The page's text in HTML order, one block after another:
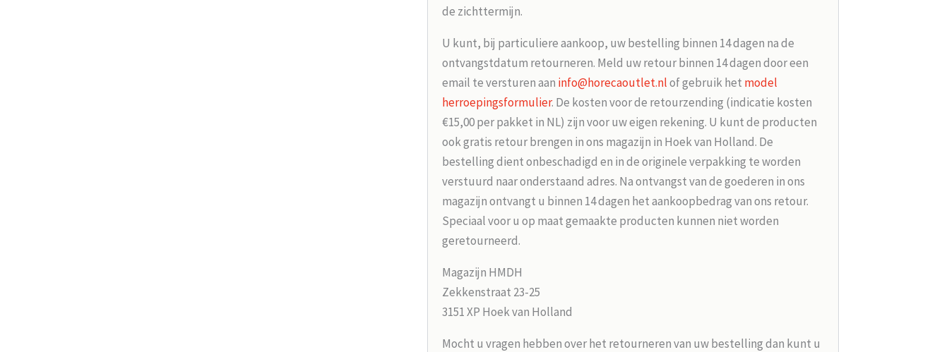
de zichttermijn.
U kunt, bij particuliere aankoop, uw bestelling binnen 14 dagen na de
ontvangstdatum retourneren. Meld uw retour binnen 14 dagen door een
email te versturen aan info@horecaoutlet.nlof gebruik het model
herroepingsformulier. De kosten voor de retourzending (indicatie kosten
€15,00 per pakket in NL) zijn voor uw eigen rekening. U kunt de producten
ook gratis retour brengen in ons magazijn in Hoek van Holland. De
bestelling dient onbeschadigd en in de originele verpakking te worden
verstuurd naar onderstaand adres. Na ontvangst van de goederen in ons
magazijn ontvangt u binnen 14 dagen het aankoopbedrag van ons retour.
Speciaal voor u op maat gemaakte producten kunnen niet worden
geretourneerd.
Magazijn HMDH
Zekkenstraat 23-25
3151 XP Hoek van Holland
Mocht u vragen hebben over het retourneren van uw bestelling dan kunt u